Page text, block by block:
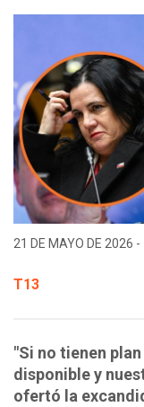
21 DE MAYO DE 2026 -
T13
"Si no tienen
disponible y
ofertó la